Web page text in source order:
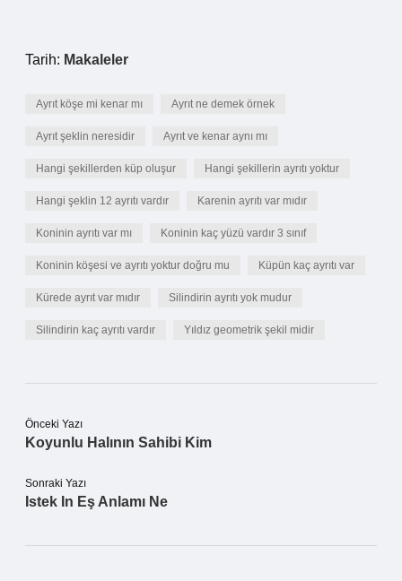
Tarih: Makaleler
Ayrıt köşe mi kenar mı Ayrıt ne demek örnek
Ayrıt şeklin neresidir Ayrıt ve kenar aynı mı
Hangi şekillerden küp oluşur Hangi şekillerin ayrıtı yoktur
Hangi şeklin 12 ayrıtı vardır Karenin ayrıtı var mıdır
Koninin ayrıtı var mı Koninin kaç yüzü vardır 3 sınıf
Koninin köşesi ve ayrıtı yoktur doğru mu Küpün kaç ayrıtı var
Kürede ayrıt var mıdır Silindirin ayrıtı yok mudur
Silindirin kaç ayrıtı vardır Yıldız geometrik şekil midir
Önceki Yazı
Koyunlu Halının Sahibi Kim
Sonraki Yazı
Istek In Eş Anlamı Ne